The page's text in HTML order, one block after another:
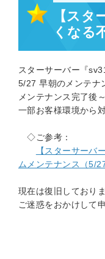
【ス
くなる
スターサーバー『
5/27 早朝のメンテナ
メンテナンス完了後
一部お客様環境から
◇ご参考：
【スターサー
ムメンテナンス（5/
現在は復旧しておりま
ご迷惑をおかけして